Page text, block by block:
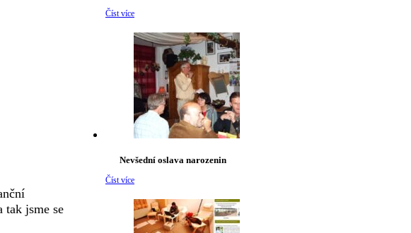
tak jsme se
Číst více
Nevšední oslava narozenin
Číst více